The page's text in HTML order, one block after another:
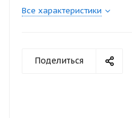
Все характеристики
Поделиться